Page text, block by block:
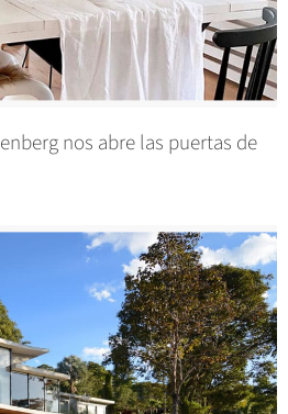
nos abre las puertas de